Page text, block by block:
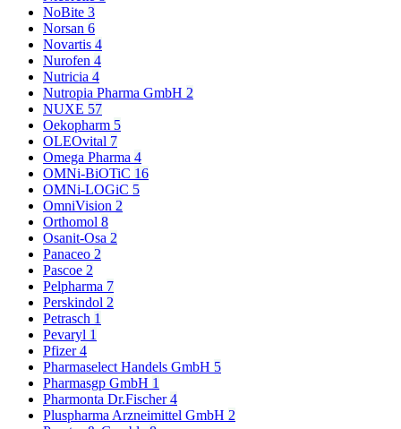
NoBite 3
Norsan 6
Novartis 4
Nurofen 4
Nutricia 4
Nutropia Pharma GmbH 2
NUXE 57
Oekopharm 5
OLEOvital 7
Omega Pharma 4
OMNi-BiOTiC 16
OMNi-LOGiC 5
OmniVision 2
Orthomol 8
Osanit-Osa 2
Panaceo 2
Pascoe 2
Pelpharma 7
Perskindol 2
Petrasch 1
Pevaryl 1
Pfizer4
Pharmaselect Handels GmbH 5
Pharmasgp GmbH 1
Pharmonta Dr.Fischer4
Pluspharma Arzneimittel GmbH 2